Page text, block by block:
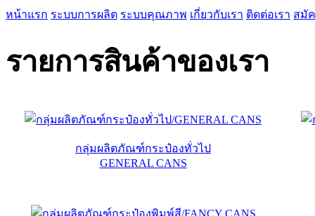
หน้าแรก ระบบการผลิต ระบบคุณภาพ เกี่ยวกับเรา ติดต่อเรา สมั
รายการสินค้าของเรา
กลุ่มผลิตภัณฑ์กระป๋องทั่วไป
GENERAL CANS